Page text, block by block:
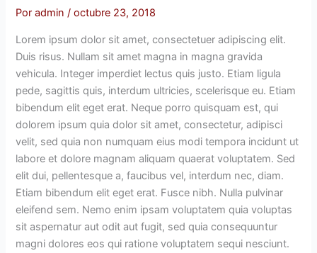
Poradmin/octubre 23, 2018
Lorem ipsum dolor sit amet, consectetuer adipiscing elit.
Duis risus. Nullam sit amet magna in magna gravida
vehicula. Integer imperdiet lectus quis justo. Etiam ligula
pede, sagittis quis, interdum ultricies, scelerisque eu. Etiam
bibendum elit eget erat. Neque porro quisquam est, qui
dolorem ipsum quia dolor sit amet, consectetur, adipisci
velit, sed quia non numquam eius modi tempora incidunt ut
labore et dolore magnam aliquam quaerat voluptatem. Sed
elit dui, pellentesque a, faucibus vel, interdum nec, diam.
Etiam bibendum elit eget erat. Fusce nibh. Nulla pulvinar
eleifend sem. Nemo enim ipsam voluptatem quia voluptas
sit aspernatur aut odit aut fugit, sed quia consequuntur
magni dolores eos qui ratione voluptatem sequi nesciunt.